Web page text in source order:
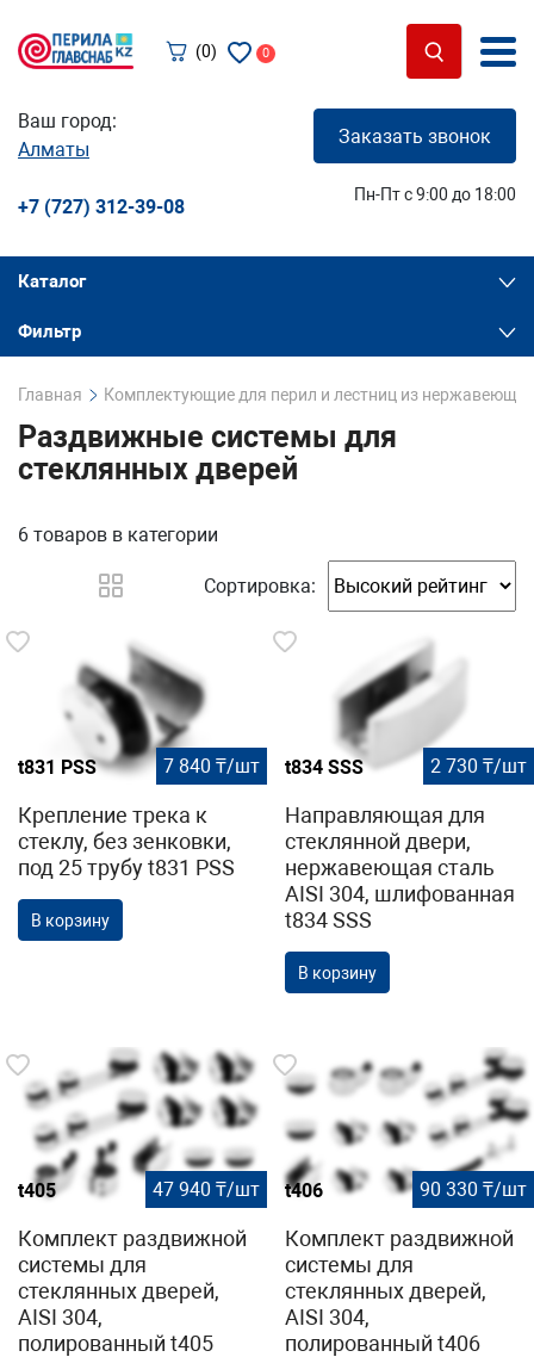
(0) 0
Ваш город:
Алматы
Заказать звонок
+7 (727) 312-39-08
Пн-Пт с 9:00 до 18:00
Каталог
Фильтр
Главная Комплектующие для перил и лестниц из
Раздвижные системы для
стеклянных дверей
6 товаров в категории
Сортировка:
t831 PSS 7 840 ₸/шт
Крепление трека к
стеклу, без зенковки,
под 25 трубу t831 PSS
В корзину
t834 SSS 2 730 ₸/шт
Направляющая для
стеклянной двери,
нержавеющая сталь
AISI 304, шлифованная
t834 SSS
В корзину
t405 47 940 ₸/шт
Комплект раздвижной
системы для
стеклянных дверей,
AISI 304,
полированный t405
t406 90 330 ₸/шт
Комплект раздвижной
системы для
стеклянных дверей,
AISI 304,
полированный t406